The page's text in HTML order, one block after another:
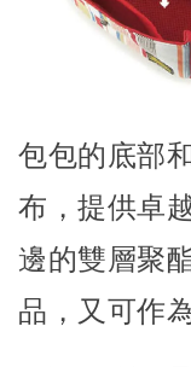
包包的底部
布，提供卓
邊的雙層聚
品，又可作